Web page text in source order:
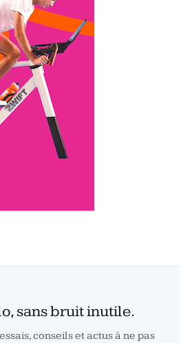
sans bruit inutile.
conseils et actus à ne pas